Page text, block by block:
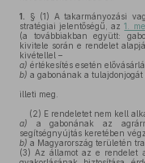
1.
§ (1) A takarmányozási
stratégiai jelentőségű, az1.
(a továbbiakban együtt:
kivitele során e rendelet
kivétellel –
a) értékesítés esetén
b) a gabonának a
illeti meg.
(2) E rendeletet nem kell
a) a gabonának az
segítségnyújtás keretében
b) a Magyarország területén
(3) Az államot az e rendelet